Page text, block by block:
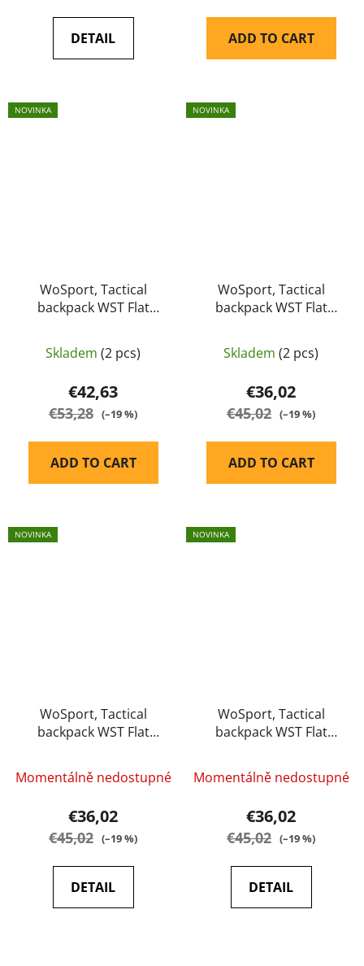
DETAIL ADD TO CART
NOVINKA
WoSport, Tactical
backpack WST Flat
Skladem (2 pcs)
€42,63
€53,28 (–19 %)
ADD TO CART
NOVINKA
WoSport, Tactical
backpack WST Flat
Skladem (2 pcs)
€36,02
€45,02 (–19 %)
ADD TO CART
NOVINKA
WoSport, Tactical
backpack WST Flat
Momentálně nedostupné
€36,02
€45,02 (–19 %)
DETAIL
NOVINKA
WoSport, Tactical
backpack WST Flat
Momentálně nedostupné
€36,02
€45,02 (–19 %)
DETAIL